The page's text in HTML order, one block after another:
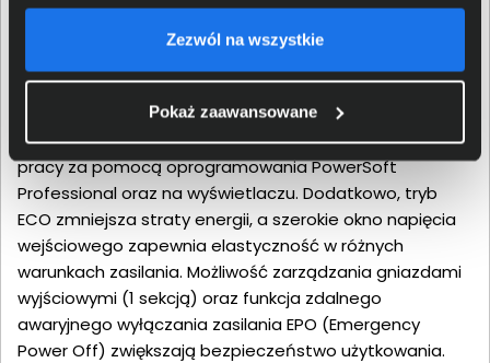
Zezwól na wszystkie
Pokaż zaawansowane
Łatwość Użytkowania i
Monitorowanie
Monitorowanie stanu zasilacza oraz przewidywanie
czasu pracy jest możliwe dzięki funkcji predykcji czasu
pracy za pomocą oprogramowania PowerSoft
Professional oraz na wyświetlaczu. Dodatkowo, tryb
ECO zmniejsza straty energii, a szerokie okno napięcia
wejściowego zapewnia elastyczność w różnych
warunkach zasilania. Możliwość zarządzania gniazdami
wyjściowymi (1 sekcją) oraz funkcja zdalnego
awaryjnego wyłączania zasilania EPO (Emergency
Power Off) zwiększają bezpieczeństwo użytkowania.